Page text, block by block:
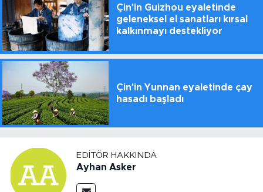
Çin'in Guizhou eyaletinde
geleneksel el sanatları kırsal
kalkınmayı destekliyor
Çin'in Yunnan eyaletinde çay
hasadı başladı
EDITÖR HAKKINDA
Ayhan Asker